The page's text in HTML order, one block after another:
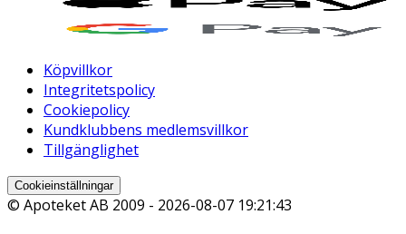
Köpvillkor
Integritetspolicy
Cookiepolicy
Kundklubbens medlemsvillkor
Tillgänglighet
Cookieinställningar
© Apoteket AB 2009 - 2026-08-07 19:21:43